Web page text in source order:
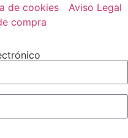
de cookies
Aviso Legal
compra